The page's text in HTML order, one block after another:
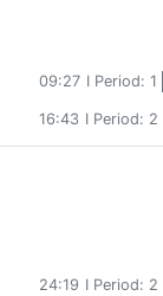
09:27 I Period: 1
16:43 I Period: 2
24:19 I Period: 2